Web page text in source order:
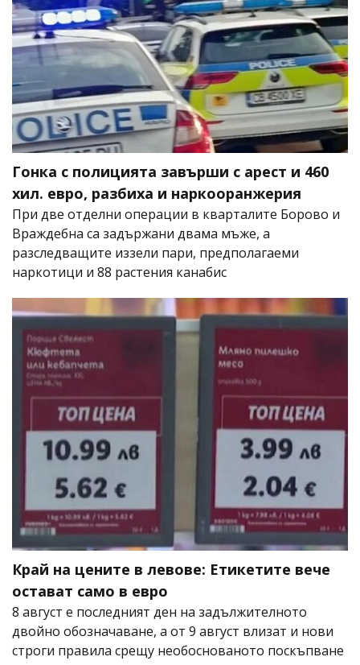
Гонка с полицията завърши с арест и 460
хил. евро, разбиха и наркооранжерия
При две отделни операции в кварталите Борово и
Враждебна са задържани двама мъже, а
разследващите иззели пари, предполагаеми
наркотици и 88 растения канабис
Край на цените в левове: Етикетите вече
остават само в евро
8 август е последният ден на задължителното
двойно обозначаване, а от 9 август влизат и нови
строги правила срещу необоснованото поскъпване